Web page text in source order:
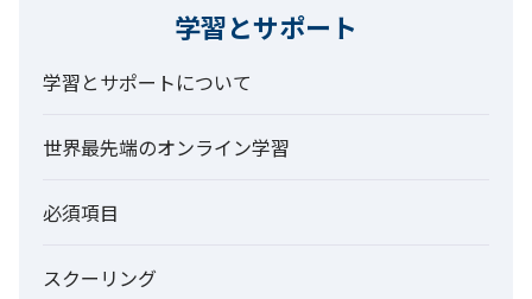
学習とサポート
学習とサポートについて
世界最先端のオンライン学習
必須項目
スクーリング